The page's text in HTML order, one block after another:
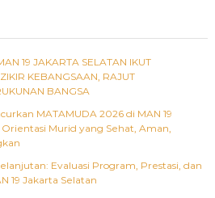
19 JAKARTA SELATAN IKUT
KEBANGSAAN, RAJUT
BANGSA
MATAMUDA 2026 di MAN 19
Murid yang Sehat, Aman,
Evaluasi Program, Prestasi, dan
19 Jakarta Selatan